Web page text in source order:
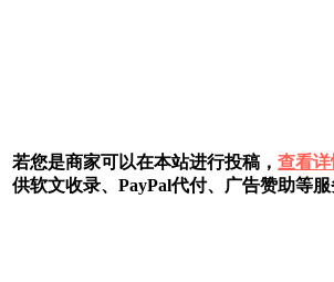
若您是商家可以在本站进行投稿， 查看详
供软文收录、PayPal代付、广告赞助等服